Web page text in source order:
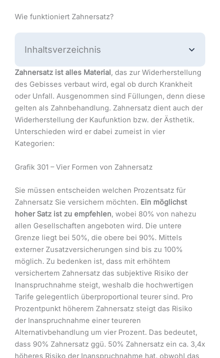
Wie funktioniert Zahnersatz?
Inhaltsverzeichnis
Zahnersatz ist alles Material , das zur Widerherstellung
des Gebisses verbaut wird, egal ob durch Krankheit
oder Unfall. Ausgenommen sind Füllungen, denn diese
gelten als Zahnbehandlung. Zahnersatz dient auch der
Widerherstellung der Kaufunktion bzw. der Ästhetik.
Unterschieden wird er dabei zumeist in vier
Kategorien:
Grafik 301 – Vier Formen von Zahnersatz
Sie müssen entscheiden welchen Prozentsatz für
Zahnersatz Sie versichern möchten. Ein möglichst
hoher Satz ist zu empfehlen, wobei 80% von nahezu
allen Gesellschaften angeboten wird. Die untere
Grenze liegt bei 50%, die obere bei 90%. Mittels
externer Zusatzversicherungen sind bis zu 100%
möglich. Zu bedenken ist, dass mit erhöhtem
versichertem Zahnersatz das subjektive Risiko der
Inanspruchnahme steigt, weshalb die hochwertigen
Tarife gelegentlich überproportional teurer sind. Pro
Prozentpunkt höherem Zahnersatz steigt das Risiko
der Inanspruchnahme einer teureren
Alternativbehandlung um vier Prozent. Das bedeutet,
dass 90% Zahnersatz ggü. 50% Zahnersatz ein ca. 3,4x
höheres Risiko der Inanspruchnahme hat, obwohl das